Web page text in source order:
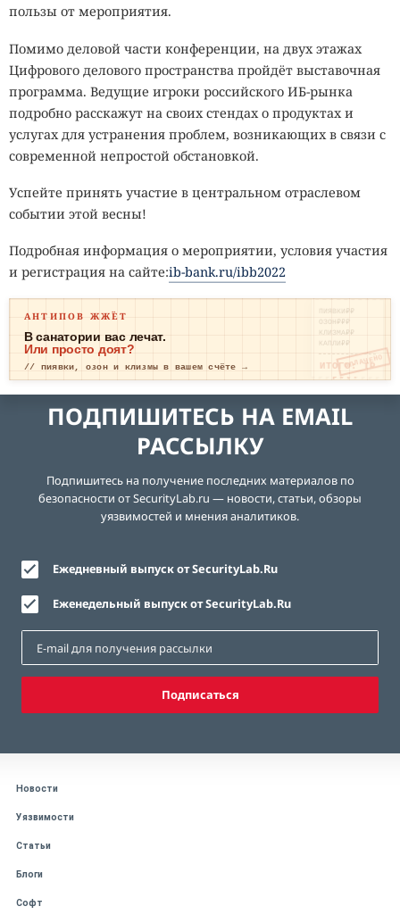
пользы от мероприятия.
Помимо деловой части конференции, на двух этажах
Цифрового делового пространства пройдёт выставочная
программа. Ведущие игроки российского ИБ-рынка
подробно расскажут на своих стендах о продуктах и
услугах для устранения проблем, возникающих в связи с
современной непростой обстановкой.
Успейте принять участие в центральном отраслевом
событии этой весны!
Подробная информация о мероприятии, условия участия
и регистрация на сайте:ib-bank.ru/ibb2022
ПИЯВКИ₽₽
КЛИЗМА₽₽
КАПЛИ₽₽
ИТОГО: ТР
ЕВОГА
ОПЛАЧЕНО
АНТИПОВ ЖЖЁТ
В санатории вас лечат.
Или просто доят?
// пиявки, озон и клизмы в вашем счёте →
ПОДПИШИТЕСЬ НА EMAIL
РАССЫЛКУ
Подпишитесь на получение последних материалов по
безопасности от SecurityLab.ru — новости, статьи, обзоры
уязвимостей и мнения аналитиков.
Ежедневный выпуск от SecurityLab.Ru
Еженедельный выпуск от SecurityLab.Ru
Подписаться
Новости
Уязвимости
Статьи
Блоги
Софт